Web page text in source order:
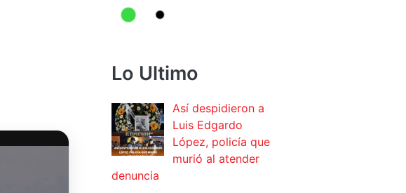
Lo Ultimo
Así despidieron a
Luis Edgardo
López, policía que
murió al atender
denuncia